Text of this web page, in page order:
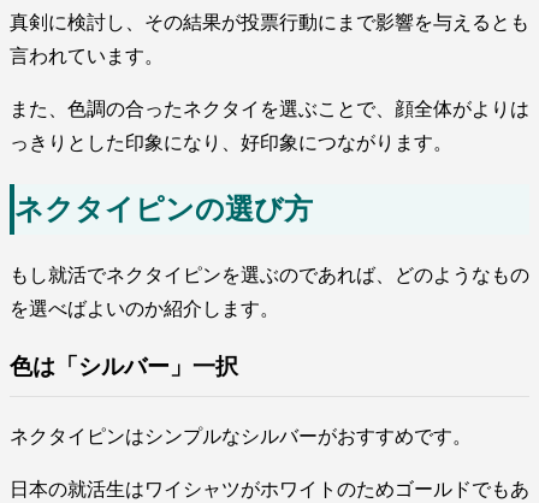
真剣に検討し、その結果が投票行動にまで影響を与えるとも
言われています。
また、色調の合ったネクタイを選ぶことで、顔全体がよりは
っきりとした印象になり、好印象につながります。
ネクタイピンの選び方
もし就活でネクタイピンを選ぶのであれば、どのようなもの
を選べばよいのか紹介します。
色は「シルバー」一択
ネクタイピンはシンプルなシルバーがおすすめです。
日本の就活生はワイシャツがホワイトのためゴールドでもあ